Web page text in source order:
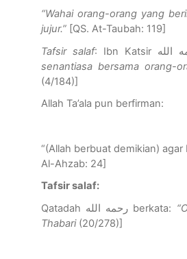
“Wahai orang-orang yang
jujur.” [QS. At-Taubah: 119]
Tafsir salaf: Ibn Katsir الله
senantiasa bersama orang-
(4/184)]
Allah Ta’ala pun berfirman:
“(Allah berbuat demikian)
Al-Ahzab: 24]
Tafsir salaf:
Qatadah رحمه الله berkata:
Thabari(20/278)]